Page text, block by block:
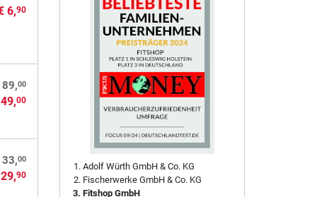
6,90
89,00
00
33,00
90
Adolf Würth GmbH & Co. KG
Fischerwerke GmbH & Co. KG
Fitshop GmbH